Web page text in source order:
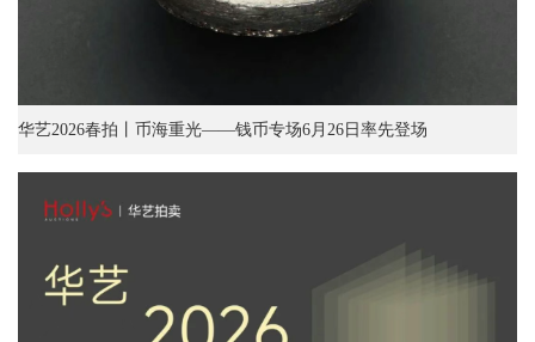
华艺2026春拍丨币海重光——钱币专场6月26日率先登场